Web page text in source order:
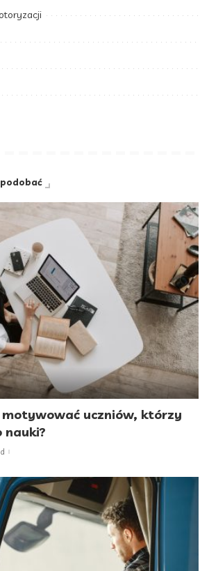
motywować uczniów, którzy
nauki?